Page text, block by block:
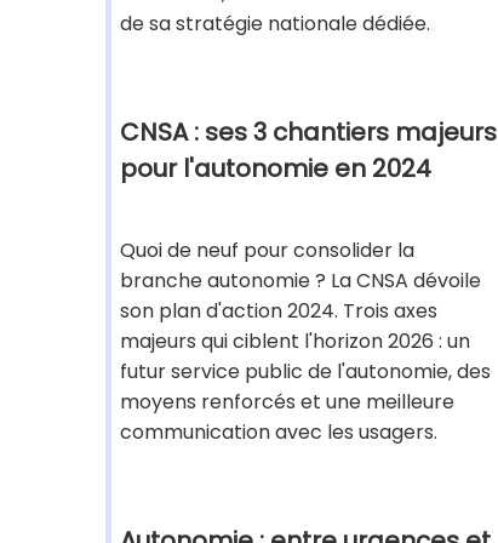
de sa stratégie nationale dédiée.
CNSA : ses 3 chantiers majeurs
pour l'autonomie en 2024
Quoi de neuf pour consolider la
branche autonomie ? La CNSA dévoile
son plan d'action 2024. Trois axes
majeurs qui ciblent l'horizon 2026 : un
futur service public de l'autonomie, des
moyens renforcés et une meilleure
communication avec les usagers.